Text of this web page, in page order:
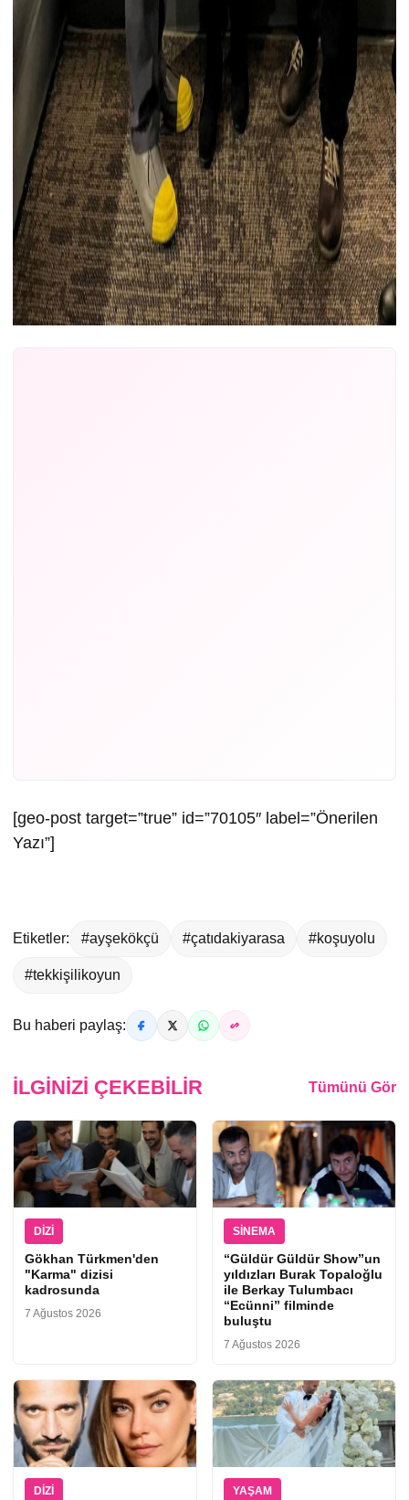
[geo-post target=”true” id=”70105″ label=”Önerilen
Yazı”]
Etiketler: #ayşekökçü #çatıdakiyarasa #koşuyolu
#tekkişilikoyun
Bu haberi paylaş:
İLGINIZI ÇEKEBILIR Tümünü Gör
DIZI
Gökhan Türkmen'den
"Karma" dizisi
kadrosunda
7 Ağustos 2026
SINEMA
“Güldür Güldür Show”un
yıldızları Burak Topaloğlu
ile Berkay Tulumbacı
“Ecünni” filminde
buluştu
7 Ağustos 2026
DIZI YAŞAM